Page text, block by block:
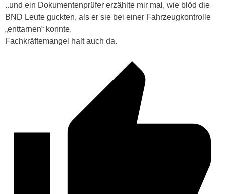
..und ein Dokumentenprüfer erzählte mir mal, wie blöd die
BND Leute guckten, als er sie bei einer Fahrzeugkontrolle
„enttarnen“ konnte.
Fachkräftemangel halt auch da.